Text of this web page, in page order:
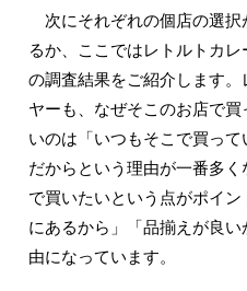
次にそれぞれの個店の選択
るか、ここではレトルトカ
の調査結果をご紹介します
ヤーも、なぜそこのお店で
いのは「いつもそこで買っ
だからという理由が一番多
で買いたいという点がポイ
にあるから」「品揃えが良
由になっています。